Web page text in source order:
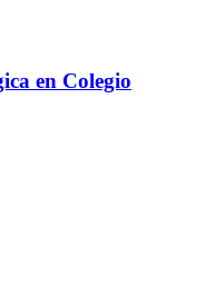
en Colegio